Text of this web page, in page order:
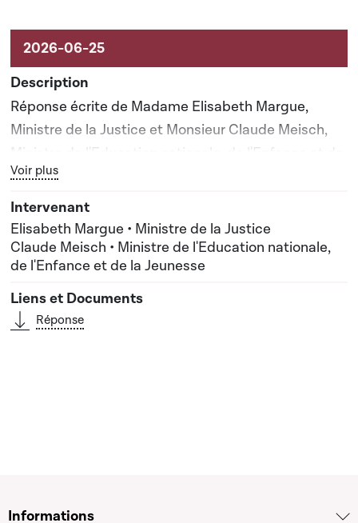
Réponse écrite de Madame Elisabeth Margue,
Ministre de la Justice et Monsieur Claude Meisch,
Ministre de l'Education nationale, de l'Enfance et de
la Jeunesse
Bouton graphique servant à afficher ou cacher tous les
Voir plus
Elisabeth Margue • Ministre de la Justice
Claude Meisch • Ministre de l'Education nationale,
de l'Enfance et de la Jeunesse
Réponse
Informations